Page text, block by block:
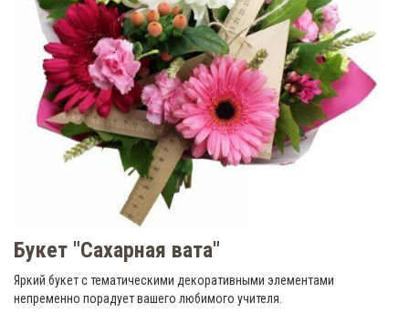
Букет "Сахарная вата"
Яркий букет с тематическими декоративными элементами
непременно порадует вашего любимого учителя.